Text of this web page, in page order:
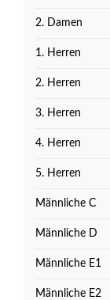
2. Damen
1. Herren
2. Herren
3. Herren
4. Herren
5. Herren
Männliche C
Männliche D
Männliche E1
Männliche E2